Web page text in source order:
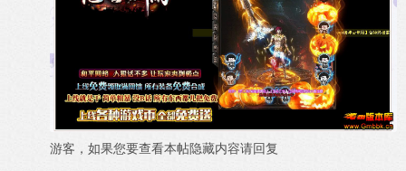
游客，如果您要查看本帖隐藏内容请回复